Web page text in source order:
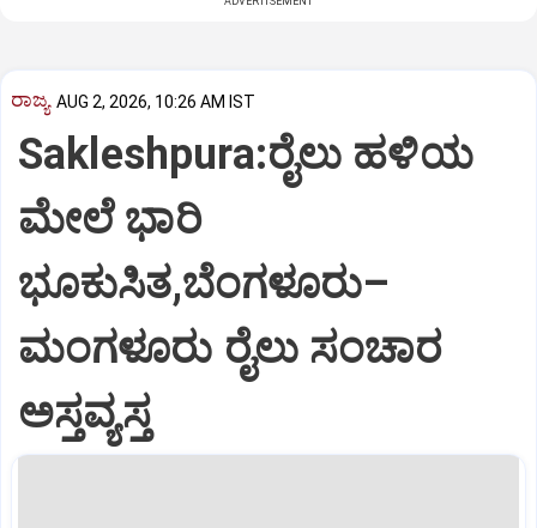
ರಾಜ್ಯ AUG 2, 2026, 10:26 AM IST
Sakleshpura:ರೈಲು ಹಳಿಯ
ಮೇಲೆ ಭಾರಿ
ಭೂಕುಸಿತ,ಬೆಂಗಳೂರು–
ಮಂಗಳೂರು ರೈಲು ಸಂಚಾರ
ಅಸ್ತವ್ಯಸ್ತ